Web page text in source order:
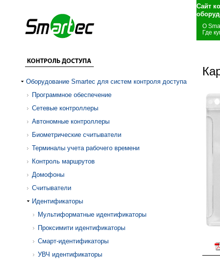
Сайт
О
Где
Оборудование Smartec для систем контроля доступа
Программное обеспечение
Сетевые контроллеры
Автономные контроллеры
Биометрические считыватели
Терминалы учета рабочего времени
Контроль маршрутов
Домофоны
Считыватели
Идентификаторы
Мультиформатные идентификаторы
Проксимити идентификаторы
Смарт-идентификаторы
УВЧ идентификаторы